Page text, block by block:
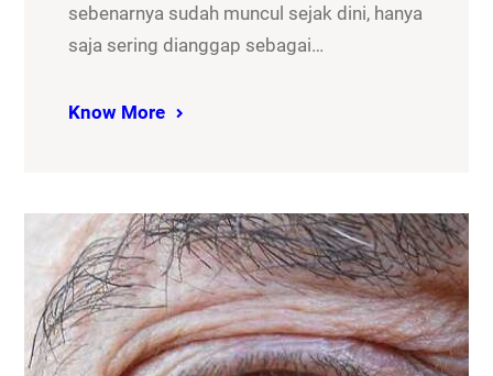
sebenarnya sudah muncul sejak dini, hanya
saja sering dianggap sebagai…
Know More